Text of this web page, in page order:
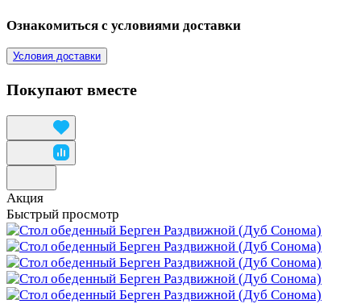
Ознакомиться с условиями доставки
Условия доставки
Покупают вместе
Акция
Быстрый просмотр